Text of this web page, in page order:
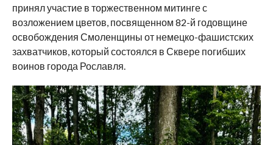
принял участие в торжественном митинге с
возложением цветов, посвященном 82-й годовщине
освобождения Смоленщины от немецко-фашистских
захватчиков, который состоялся в Сквере погибших
воинов города Рославля.